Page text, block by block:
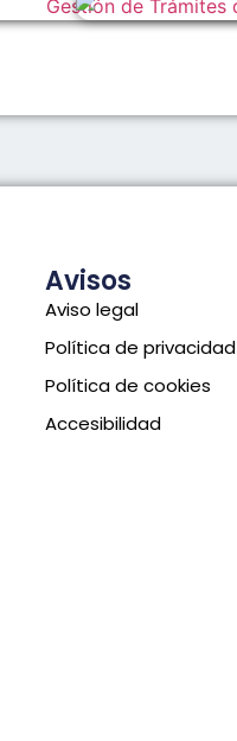
Avisos
Aviso legal
Política de privacidad
Política de cookies
Accesibilidad